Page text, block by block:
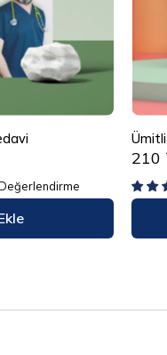
Ümitli
210